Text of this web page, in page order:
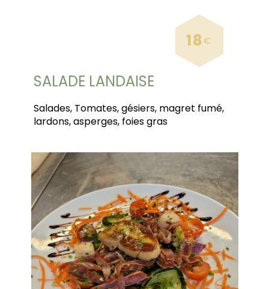
SALADE LANDAISE
Salades, Tomates, gésiers, magret fumé,
lardons, asperges, foies gras
18€